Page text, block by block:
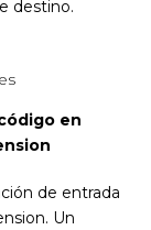
destino.
en
de entrada
Un